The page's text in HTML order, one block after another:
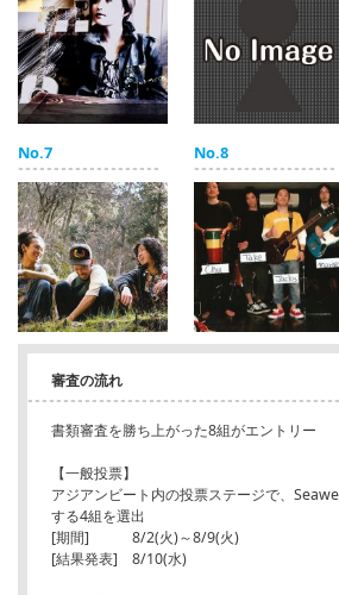
No.7 No.8
審査の流れ
書類審査を勝ち上がった8組がエントリー
【一般投票】
アジアンビート内の投票ステージで、
する4組を選出
[期間] 8/2(火)～8/9(火)
[結果発表] 8/10(水)